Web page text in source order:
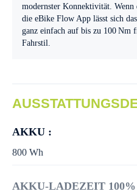
modernster Konnektivität.
die eBike Flow App lässt sich
ganz einfach auf bis zu 100 Nm
Fahrstil.
AKKU :
800 Wh
AKKU-LADEZEIT